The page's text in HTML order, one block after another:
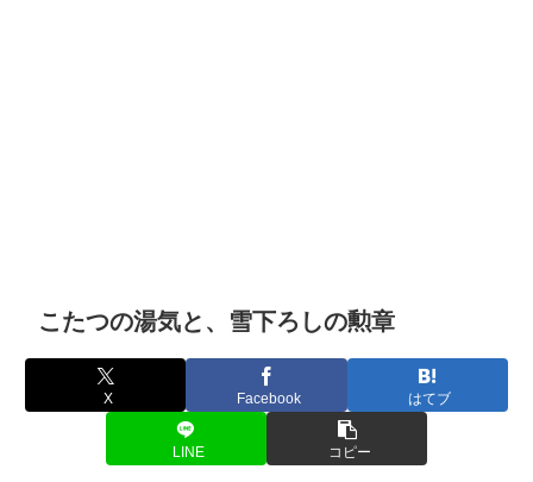
こたつの湯気と、雪下ろしの勲章
X Facebook はてブ
LINE コピー